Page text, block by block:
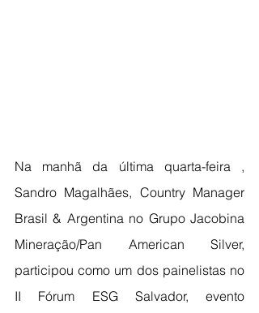
Na manhã da última quarta-feira ,
Sandro Magalhães, Country Manager
Brasil & Argentina no Grupo Jacobina
Mineração/Pan American Silver,
participou como um dos painelistas no
II Fórum ESG Salvador, evento